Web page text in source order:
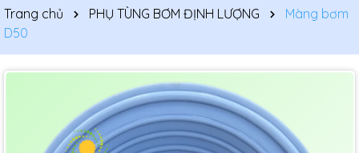
Trang chủ PHỤ TÙNG BƠM ĐỊNH LƯỢNG
Màng bơm
D50